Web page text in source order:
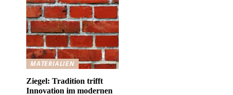
MATERIALIEN
Ziegel: Tradition trifft
Innovation im modernen